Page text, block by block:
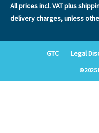
All prices incl. VAT plus
delivery charges, unless
GTC Legal
© 2025